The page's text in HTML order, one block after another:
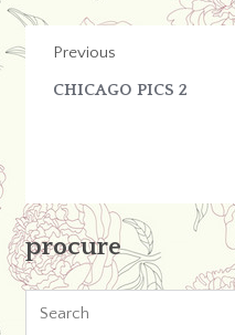
Previous
CHICAGO PICS 2
procure